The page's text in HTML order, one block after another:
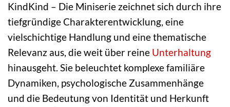
KindKind – Die Miniserie zeichnet sich durch ihre
tiefgründige Charakterentwicklung, eine
vielschichtige Handlung und eine thematische
Relevanz aus, die weit über reine Unterhaltung
hinausgeht. Sie beleuchtet komplexe familiäre
Dynamiken, psychologische Zusammenhänge
und die Bedeutung von Identität und Herkunft